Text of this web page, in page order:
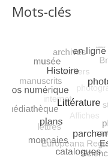
Mots-clés